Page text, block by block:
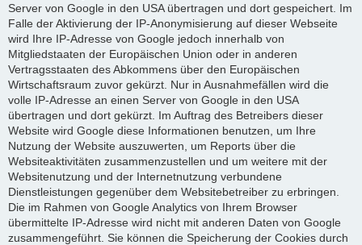
Server von Google in den USA übertragen und dort gespeichert. Im
Falle der Aktivierung der IP-Anonymisierung auf dieser Webseite
wird Ihre IP-Adresse von Google jedoch innerhalb von
Mitgliedstaaten der Europäischen Union oder in anderen
Vertragsstaaten des Abkommens über den Europäischen
Wirtschaftsraum zuvor gekürzt. Nur in Ausnahmefällen wird die
volle IP-Adresse an einen Server von Google in den USA
übertragen und dort gekürzt. Im Auftrag des Betreibers dieser
Website wird Google diese Informationen benutzen, um Ihre
Nutzung der Website auszuwerten, um Reports über die
Websiteaktivitäten zusammenzustellen und um weitere mit der
Websitenutzung und der Internetnutzung verbundene
Dienstleistungen gegenüber dem Websitebetreiber zu erbringen.
Die im Rahmen von Google Analytics von Ihrem Browser
übermittelte IP-Adresse wird nicht mit anderen Daten von Google
zusammengeführt. Sie können die Speicherung der Cookies durch